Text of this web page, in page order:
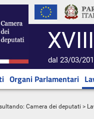
dal 23/03/
Organi Parlamentari
Camera dei deputati >